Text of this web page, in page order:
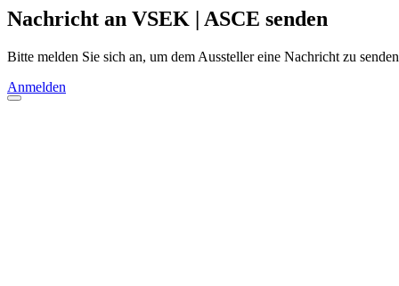
Nachricht an VSEK | ASCE senden
Bitte melden Sie sich an, um dem Aussteller eine Nachricht zu
Anmelden